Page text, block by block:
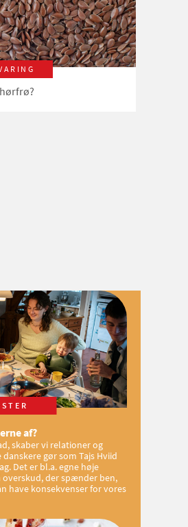
af?
skaber vi relationer og
gør som Tajs Hviid
Det er bl.a. egne høje
der spænder ben,
have konsekvenser for vores